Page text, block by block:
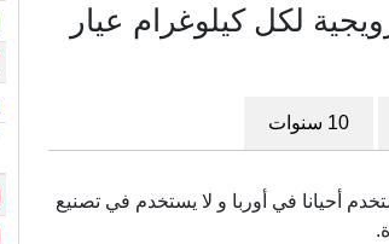
لكل كيلوغرام عيار
10 سنوات
في الألف. و هو عمليا يستخدم أحيانا في أوربا و لا يستخدم في تصنيع